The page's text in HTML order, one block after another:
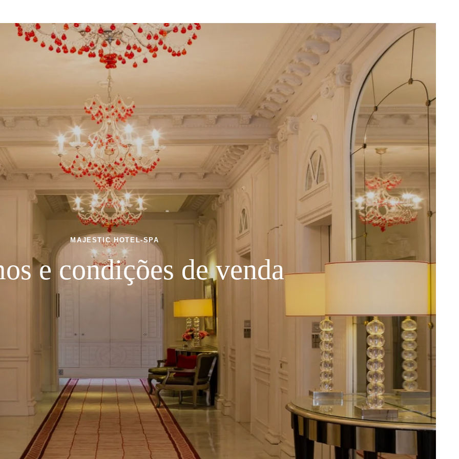
MAJESTIC HOTEL-SPA
e condições de venda